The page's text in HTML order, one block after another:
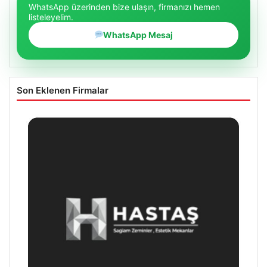
WhatsApp üzerinden bize ulaşın, firmanızı hemen
listeleyelim.
WhatsApp Mesaj
Son Eklenen Firmalar